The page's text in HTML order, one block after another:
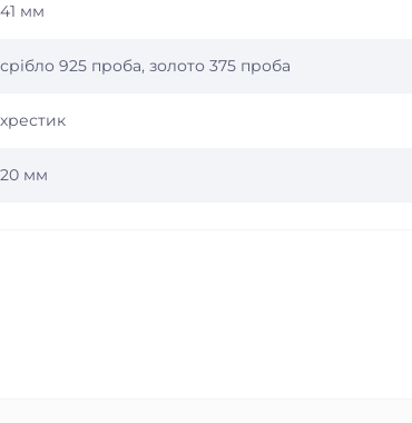
41 мм
срібло 925 проба, золото 375 проба
хрестик
20 мм